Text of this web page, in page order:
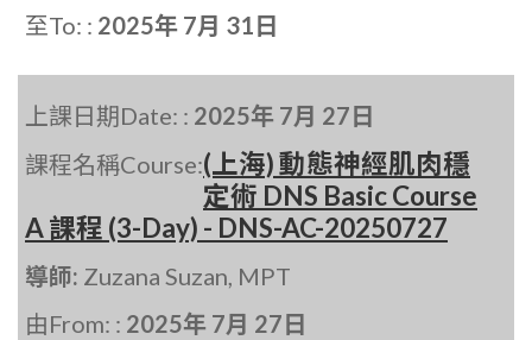
至To: : 2025年 7月 31日
上課日期Date: : 2025年 7月 27日
課程名稱Course:(上海) 動態神經肌肉穩
定術 DNS Basic Course
A 課程 (3-Day) - DNS-AC-20250727
導師: Zuzana Suzan, MPT
由From: : 2025年 7月 27日